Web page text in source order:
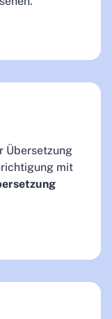
Übersetzung
mit